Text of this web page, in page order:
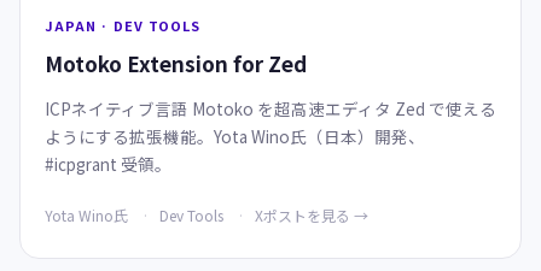
JAPAN · DEV TOOLS
Motoko Extension for Zed
ICPネイティブ言語 Motoko を超高速エディタ Zed で使える
ようにする拡張機能。Yota Wino氏（日本）開発、
#icpgrant 受領。
Yota Wino氏 Dev Tools Xポストを見る →